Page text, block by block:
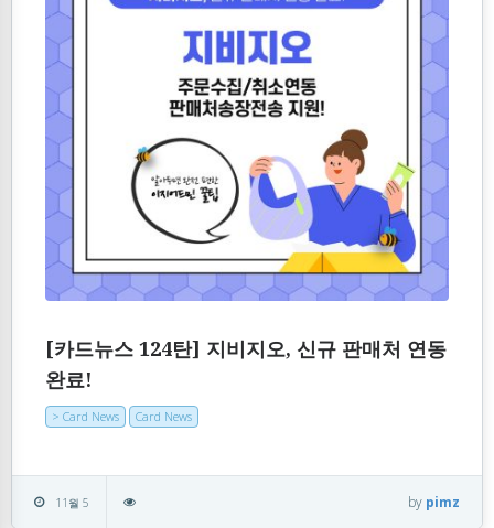
[카드뉴스 124탄] 지비지오, 신규 판매처 연동
완료!
> Card News Card News
11월 5 by pimz